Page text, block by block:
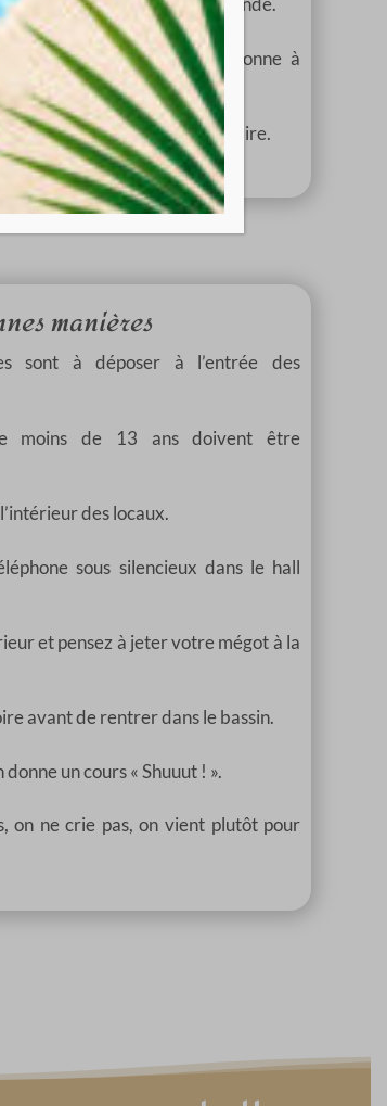
demandeur d’emploi et personne à
présentation de justificatif.
de paiement par carte bancaire.
manières
sont à déposer à l’entrée des
moins de 13 ans doivent être
des locaux.
sous silencieux dans le hall
et pensez à jeter votre mégot à la
avant de rentrer dans le bassin.
un cours « Shuuut ! ».
on ne crie pas, on vient plutôt pour